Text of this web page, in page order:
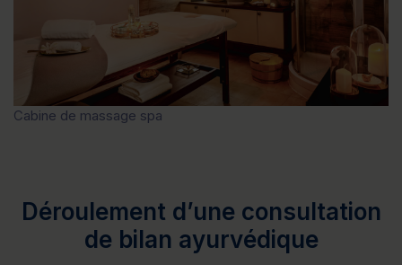
Cabine de massage spa
Déroulement d’une consultation
de bilan ayurvédique